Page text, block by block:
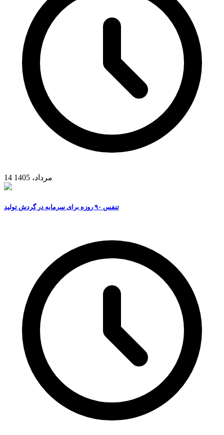
14 مرداد، 1405
تنفس ۹۰ روزه برای سرمایه در گردش تولید